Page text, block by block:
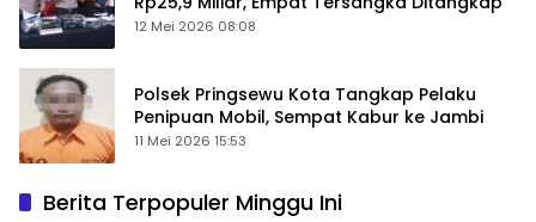
12 Mei 2026 08:08
Polsek Pringsewu Kota Tangkap Pelaku
Penipuan Mobil, Sempat Kabur ke Jambi
11 Mei 2026 15:53
Berita Terpopuler Minggu Ini